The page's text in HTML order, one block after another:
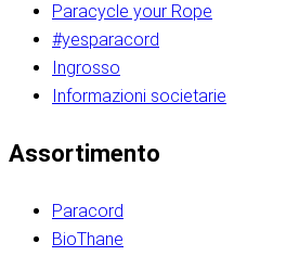
Paracycle your Rope
#yesparacord
Ingrosso
Informazioni societarie​​​​‌ ‍ ​‍​‍‌‍ ‌ ​‍‌‍‍‌‌‍‌ ‌‍‍‌‌‍ ‍​‍​‍​ ‍‍​‍​‍‌ ​ ‌‍​‌‌‍ ‍‌‍‍‌‌ ‌​‌ ‍‌​‍ ‍‌‍‍‌‌‍ ​‍​‍​‍ ​​‍​‍‌‍‍​‌ ​‍‌‍‌‌‌‍‌‍​‍​‍​ ‍‍​‍​‍‌‍‍​‌ ‌​‌ ‌​‌ ​​‌ ​ ​ ‍‍​‍ ​‍ ‌ ​​‌‍​‌‌ ​‍‌‍​‌‌‍​ ‌‍ ‌ ​‍‌‍‌​​‍ ‍‌ ​ ‌‍​‌‌‍ ‍‌‍‍‌‌ ‌​‌ ‍‌​‍ ‍‌ ​ ‌ ‌​‌ ‌‌‌‍‌​‌‍‍‌‌‍ ​‍ ‌‍‍‌‌‍ ‍‌ ‌​‌‍‌‌‌‍ ‍‌ ‌​​‍ ‌‍‌‌‌‍‌​‌‍‍‌‌ ‌​​‍ ‌‍ ‌‌‍ ‌‍‌​‌‍‌‌​ ‌‌ ​​‌ ​‍‌‍‌‌‌ ​ ‌‍‌‌‌‍ ‍‌ ‌​‌‍​‌‌ ‌​‌‍‍‌‌‍ ‌‍ ‍​ ‍ ‌‍‍‌‌‍‌​​ ‌‌‍‌‍‌‍ ‌‍ ‌ ‌​‌‍‌‌‌ ​‍​‍ ‌‌‍​‍‌ ​‍‌‍​‌‌‍ ‍‌‍‌​​‍ ‌‌‍‍‌‌‍ ‌‌ ​​‌ ​‍‌‍‍‌‌‍ ‍‌ ‌​​ ‍ ‌ ‌​‌ ‍‌‌ ​​‌‍‌‌​ ‌‌ ‌​‌ ​‍‌‍​‌‌‍ ‍‌ ​ ‌‍ ​‌‍​‌‌ ‌​‌‍‌‌‌‍‌​​‍ ‌‌‍ ‌‌‍‌‌‌ ​ ‌ ​ ‌‍​‌‌‍‌ ‌‍‌‌​ ‍ ‌ ​​‌‍​‌‌ ‌​‌‍‍​​ ‌‌ ‌‍‌‍​‌‌‍ ​‌ ‌‌‌‍‌‌​‍ ‍‌‍‍‌‌ ‌​‌‌ ‌​‍‌‌‌‌​​ ‌‍​‍‌‍​‌‌ ​ ‌‍‌‌‌‌‌‌‌ ​‍‌‍ ​​ ‌‌‍‍​‌ ‌​‌ ‌​‌ ​​‌ ​ ​‍‌‌​ ​ ‌​​‌​‍‌‌​ ​‍‌​‌‍​‍‌‌​ ​‍‌​‌‍‌ ​​‌‍​‌‌ ​‍‌‍​‌‌‍​ ‌‍ ‌ ​‍‌‍‌​​‍ ‍‌ ​ ‌‍​‌‌‍ ‍‌‍‍‌‌ ‌​‌ ‍‌​‍ ‍‌ ​ ‌ ‌​‌ ‌‌‌‍‌​‌‍‍‌‌‍ ​‍‌‍‌‍‍‌‌‍‌​​ ‌‌‍‌‍‌‍ ‌‍ ‌ ‌​‌‍‌‌‌ ​‍​‍ ‌‌‍​‍‌ ​‍‌‍​‌‌‍ ‍‌‍‌​​‍ ‌‌‍‍‌‌‍ ‌‌ ​​‌ ​‍‌‍‍‌‌‍ ‍‌ ‌​​‍‌‍‌ ‌​‌ ‍‌‌ ​​‌‍‌‌​ ‌‌ ‌​‌ ​‍‌‍​‌‌‍ ‍‌ ​ ‌‍ ​‌‍​‌‌ ‌​‌‍‌‌‌‍‌​​‍ ‌‌‍ ‌‌‍‌‌‌ ​ ‌ ​ ‌‍​‌‌‍‌ ‌‍‌‌​‍‌‍‌ ​​‌‍​‌‌ ‌​‌‍‍​​ ‌‌ ‌‍‌‍​‌‌‍ ​‌ ‌‌‌‍‌‌​‍ ‍‌‍‍‌‌ ‌​‌‌ ‌​‍‌‌‌‌​​‍‌‍‌ ​​‌‍‌‌‌ ​‍‌ ​ ‌ ​​‌‍‌‌‌‍​ ‌ ‌​‌‍‍‌‌ ‌‍‌‍‌‌​ ‌‌ ​​‌ ‌‌‌‍​‍‌‍ ​‌‍‍‌‌ ​ ‌‍‍​‌‍‌‌‌‍‌​​‍​‍‌ ‌​​​​‌ ‍ ​‍​‍‌‍ ‌ ​‍‌‍‍‌‌‍‌ ‌‍‍‌‌‍ ‍​‍​‍​ ‍‍​‍​‍‌ ​ ‌‍​‌‌‍ ‍‌‍‍‌‌ ‌​‌ ‍‌​‍ ‍‌‍‍‌‌‍ ​‍​‍​‍ ​​‍​‍‌‍‍​‌ ​‍‌‍‌‌‌‍‌‍​‍​‍​ ‍‍​‍​‍‌‍‍​‌ ‌​‌ ‌​‌ ​​‌ ​ ​ ‍‍​‍ ​‍ ‌ ​​‌‍​‌‌ ​‍‌‍​‌‌‍​ ‌‍ ‌ ​‍‌‍‌​​‍ ‍‌ ​ ‌‍​‌‌‍ ‍‌‍‍‌‌ ‌​‌ ‍‌​‍ ‍‌ ​ ‌ ‌​‌ ‌‌‌‍‌​‌‍‍‌‌‍ ​‍ ‌‍‍‌‌‍ ‍‌ ‌​‌‍‌‌‌‍ ‍‌ ‌​​‍ ‌‍‌‌‌‍‌​‌‍‍‌‌ ‌​​‍ ‌‍ ‌‌‍ ‌‍‌​‌‍‌‌​ ‌‌ ​​‌ ​‍‌‍‌‌‌ ​ ‌‍‌‌‌‍ ‍‌ ‌​‌‍​‌‌ ‌​‌‍‍‌‌‍ ‌‍ ‍​ ‍ ‌‍‍‌‌‍‌​​ ‌‌‍‌‍‌‍ ‌‍ ‌ ‌​‌‍‌‌‌ ​‍​‍ ‌‌‍​‍‌ ​‍‌‍​‌‌‍ ‍‌‍‌​​‍ ‌‌‍‍‌‌‍ ‌‌ ​​‌ ​‍‌‍‍‌‌‍ ‍‌ ‌​​ ‍ ‌ ‌​‌ ‍‌‌ ​​‌‍‌‌​ ‌‌ ‌​‌ ​‍‌‍​‌‌‍ ‍‌ ​ ‌‍ ​‌‍​‌‌ ‌​‌‍‌‌‌‍‌​​‍ ‌‌‍ ‌‌‍‌‌‌ ​ ‌ ​ ‌‍​‌‌‍‌ ‌‍‌‌​ ‍ ‌ ​​‌‍​‌‌ ‌​‌‍‍​​ ‌‌ ‌‍‌‍​‌‌‍ ​‌ ‌‌‌‍‌‌​‍ ‍‌‍‍‌‌ ‌​‌‌ ‌​‍‌‌‌‌​​ ‌‍​‍‌‍​‌‌ ​ ‌‍‌‌‌‌‌‌‌ ​‍‌‍ ​​ ‌‌‍‍​‌ ‌​‌ ‌​‌ ​​‌ ​ ​‍‌‌​ ​ ‌​​‌​‍‌‌​ ​‍‌​‌‍​‍‌‌​ ​‍‌​‌‍‌ ​​‌‍​‌‌ ​‍‌‍​‌‌‍​ ‌‍ ‌ ​‍‌‍‌​​‍ ‍‌ ​ ‌‍​‌‌‍ ‍‌‍‍‌‌ ‌​‌ ‍‌​‍ ‍‌ ​ ‌ ‌​‌ ‌‌‌‍‌​‌‍‍‌‌‍ ​‍‌‍‌‍‍‌‌‍‌​​ ‌‌‍‌‍‌‍ ‌‍ ‌ ‌​‌‍‌‌‌ ​‍​‍ ‌‌‍​‍‌ ​‍‌‍​‌‌‍ ‍‌‍‌​​‍ ‌‌‍‍‌‌‍ ‌‌ ​​‌ ​‍‌‍‍‌‌‍ ‍‌ ‌​​‍‌‍‌ ‌​‌ ‍‌‌ ​​‌‍‌‌​ ‌‌ ‌​‌ ​‍‌‍​‌‌‍ ‍‌ ​ ‌‍ ​‌‍​‌‌ ‌​‌‍‌‌‌‍‌​​‍ ‌‌‍ ‌‌‍‌‌‌ ​ ‌ ​ ‌‍​‌‌‍‌ ‌‍‌‌​‍‌‍‌ ​​‌‍​‌‌ ‌​‌‍‍​​ ‌‌ ‌‍‌‍​‌‌‍ ​‌ ‌‌‌‍‌‌​‍ ‍‌‍‍‌‌ ‌​‌‌ ‌​‍‌‌‌‌​​‍‌‍‌ ​​‌‍‌‌‌ ​‍‌ ​ ‌ ​​‌‍‌‌‌‍​ ‌ ‌​‌‍‍‌‌ ‌‍‌‍‌‌​ ‌‌ ​​‌ ‌‌‌‍​‍‌‍ ​‌‍‍‌‌ ​ ‌‍‍​‌‍‌‌‌‍‌​​‍​‍‌ ‌
Assortimento
Paracord
BioThane